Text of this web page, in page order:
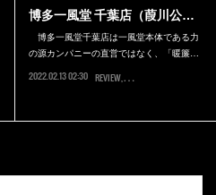
博多一風堂 千葉店（葭川公…
博多一風堂千葉店は一風堂本体である力
の源カンパニーの直営ではなく、「暖簾…
2022.02.13 02:30 REVIEW 千葉市中央区